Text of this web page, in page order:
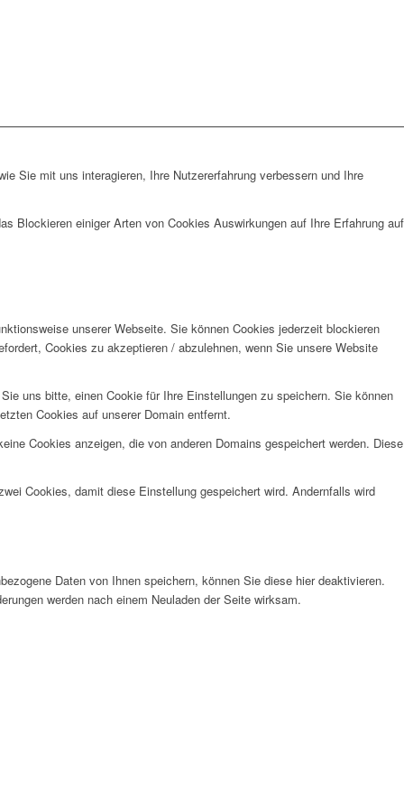
Sie mit uns interagieren, Ihre Nutzererfahrung verbessern und Ihre
Blockieren einiger Arten von Cookies Auswirkungen auf Ihre Erfahrung auf
unserer Webseite. Sie können Cookies jederzeit blockieren
Cookies zu akzeptieren / abzulehnen, wenn Sie unsere Website
uns bitte, einen Cookie für Ihre Einstellungen zu speichern. Sie können
Cookies auf unserer Domain entfernt.
Cookies anzeigen, die von anderen Domains gespeichert werden. Diese
Cookies, damit diese Einstellung gespeichert wird. Andernfalls wird
Daten von Ihnen speichern, können Sie diese hier deaktivieren.
werden nach einem Neuladen der Seite wirksam.